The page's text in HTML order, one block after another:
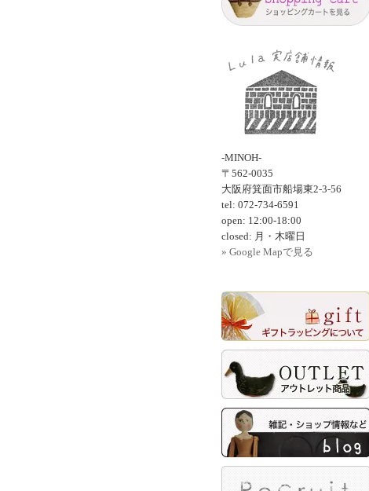
-MINOH-
〒562-0035
大阪府箕面市船場東2-3-56
tel: 072-734-6591
open: 12:00-18:00
closed: 月・木曜日
» Google Mapで見る